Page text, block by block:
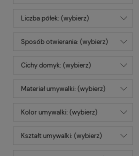
Liczba półek: (wybierz)
Sposób otwierania: (wybierz)
Cichy domyk: (wybierz)
Materiał umywalki: (wybierz)
Kolor umywalki: (wybierz)
Kształt umywalki: (wybierz)